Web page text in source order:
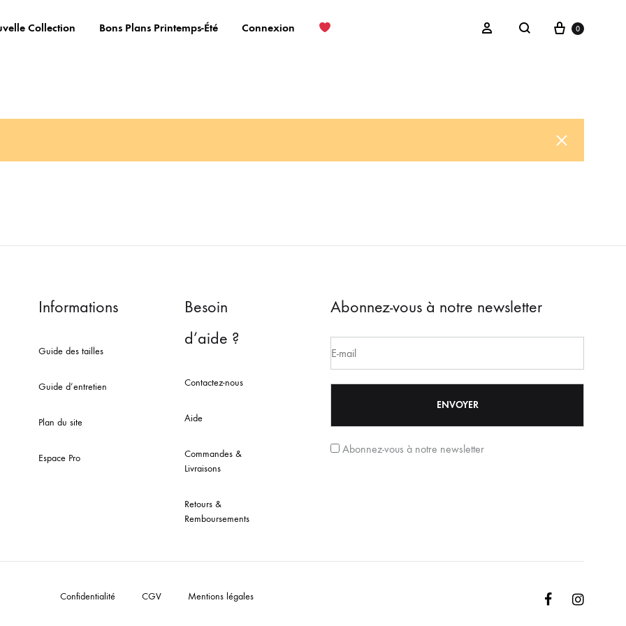
Collection Bons Plans Printemps-Été Connexion Sign in
Search
Cart
0
Informations
Guide des tailles
Guide d’entretien
Plan du site
Espace Pro
Besoin
d’aide ?
Contactez-nous
Aide
Commandes &
Livraisons
Retours &
Remboursements
Abonnez-vous à notre newsletter
Abonnez-vous à notre newsletter
Confidentialité CGV Mentions légales Facebook